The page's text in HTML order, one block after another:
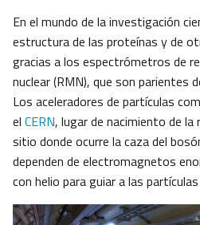
En el mundo de la investigación
estructura de las proteínas y de
gracias a los espectrómetros de
nuclear (RMN), que son parientes
Los aceleradores de partículas
el CERN, lugar de nacimiento de
sitio donde ocurre la caza del
dependen de electromagnetos
con helio para guiar a las